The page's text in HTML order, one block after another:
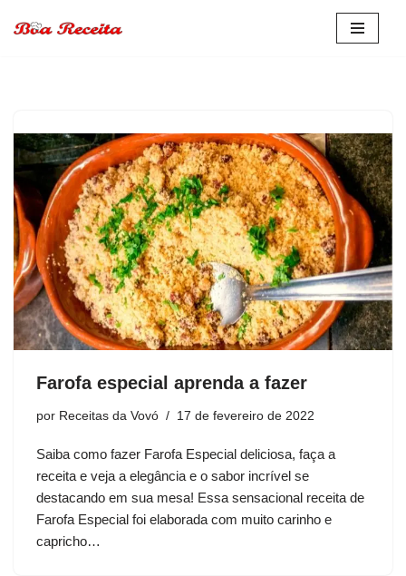
Farofa especial aprenda a fazer
por Receitas da Vovó 17 de fevereiro de 2022
Saiba como fazer Farofa Especial deliciosa, faça a
receita e veja a elegância e o sabor incrível se
destacando em sua mesa! Essa sensacional receita de
Farofa Especial foi elaborada com muito carinho e
capricho…